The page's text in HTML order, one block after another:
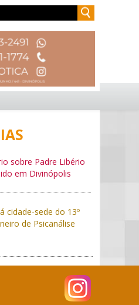
sobre Padre Libério
em Divinópolis
cidade-sede do 13º
de Psicanálise